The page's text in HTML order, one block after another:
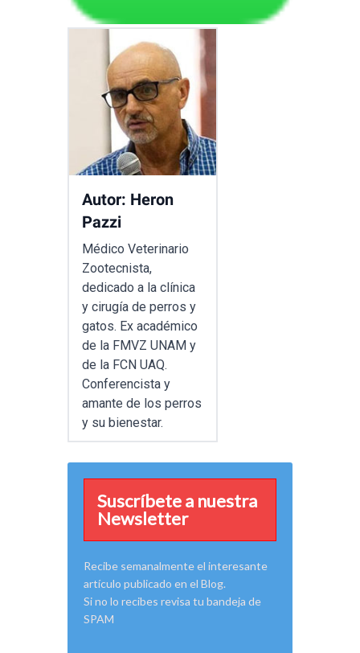
Autor: Heron
Pazzi
Médico Veterinario
Zootecnista,
dedicado a la clínica
y cirugía de perros y
gatos. Ex académico
de la FMVZ UNAM y
de la FCN UAQ.
Conferencista y
amante de los perros
y su bienestar.
Suscríbete a nuestra
Newsletter
Recibe semanalmente el interesante
artículo publicado en el Blog.
Si no lo recibes revisa tu bandeja de
SPAM